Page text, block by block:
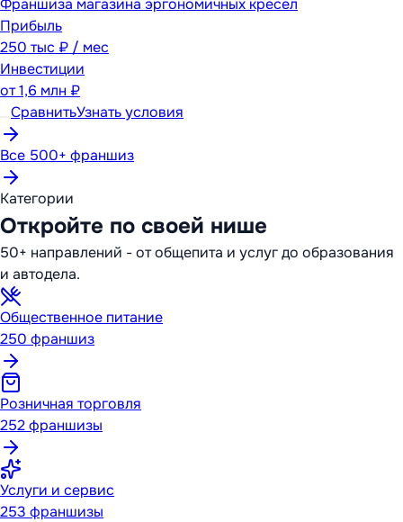
Франшиза магазина эргономичных кресел
Прибыль
250 тыс ₽ / мес
Инвестиции
от1,6 млн ₽
СравнитьУзнать условия
Все 500+ франшиз
Категории
Откройте по своей нише
50+ направлений - от общепита и услуг до образования
и автодела.
Общественное питание
250 франшиз
Розничная торговля
252франшизы
Услуги и сервис
253 франшизы